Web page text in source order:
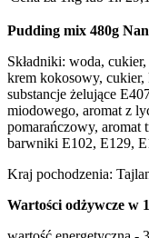
Pudding mix 480g
Składniki: woda,
krem kokosowy, cukier,
substancje żelujące
miodowego, aromat z
pomarańczowy,
barwniki E102, E129,
Kraj pochodzenia:
Wartości odżywcze w